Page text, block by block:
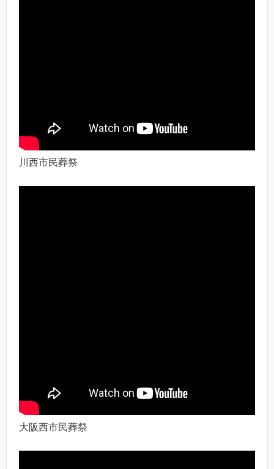
川西市民葬祭
大阪西市民葬祭